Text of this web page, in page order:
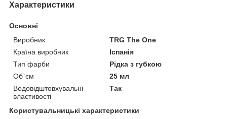
Характеристики
Основні
Виробник
TRG The One
Країна виробник
Іспанія
Тип фарби
Рідка з губкою
Об`єм
25 мл
Водовідштовхувальні
властивості
Так
Користувальницькі характеристики